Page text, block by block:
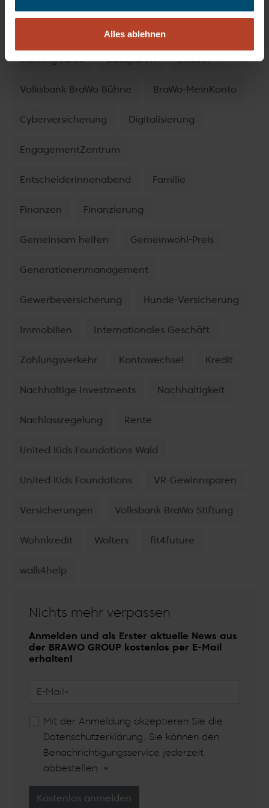
Alles ablehnen
Sicherheit
BankingGuide Bausparen Bitcoin
Volksbank BraWo Bühne BraWo-MeinKonto
Cyberversicherung Digitalisierung
EngagementZentrum
Entscheiderinnenabend Familie
Finanzen Finanzierung
Gemeinsam helfen Gemeinwohl-Preis
Generationenmanagement
Gewerbeversicherung Hunde-Versicherung
Immobilien Internationales Geschäft
Zahlungsverkehr Kontowechsel Kredit
Nachhaltige Investments Nachhaltigkeit
Nachlassregelung Rente
United Kids Foundations Wald
United Kids Foundations VR-Gewinnsparen
Versicherungen Volksbank BraWo Stiftung
Wohnkredit Wolters fit4future
walk4help
Nichts mehr verpassen
Anmelden und als Erster aktuelle News aus
der BRAWO GROUP kostenlos per E-Mail
erhalten!
Mit der Anmeldung akzeptieren Sie die
Datenschutzerklärung. Sie können den
Benachrichtigungsservice jederzeit
abbestellen. *